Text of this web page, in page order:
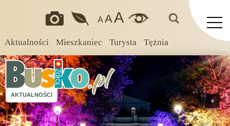
Aktualności Mieszkaniec Turysta Tężnia
A AA
AKTUALNOŚCI